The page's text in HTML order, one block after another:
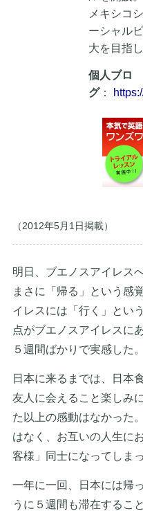
メキシコ
ーシャル
大を目指
個人ブロ
グ：
（2012年5月1日掲載）
明日、ブエノスアイレス
まさに「帰る」という感
イレスには「行く」とい
点がブエノスアイレスに
５週間ばかりで実感した。
日本に来るまでは、日本
友人に会えること楽しみ
た以上の感動はなかった
はなく、お互いの人生に
客様」同士になってしま
一年に一回、日本には帰
うに５週間も滞在するこ